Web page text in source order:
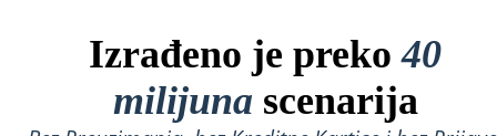
Izrađeno je preko40
milijuna scenarija